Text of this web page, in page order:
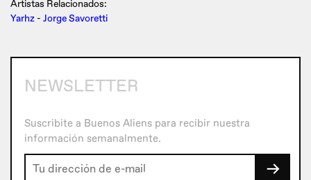
Artistas Relacionados:
Yarhz - Jorge Savoretti
NEWSLETTER
Suscribite a Buenos Aliens para recibir nuestra
información semanalmente.
→